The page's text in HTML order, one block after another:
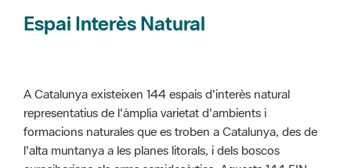
Espai Interès Natural
A Catalunya existeixen 144 espais d'interès natural
representatius de l'àmplia varietat d'ambients i
formacions naturales que es troben a Catalunya, des de
l'alta muntanya a les planes litorals, i dels boscos